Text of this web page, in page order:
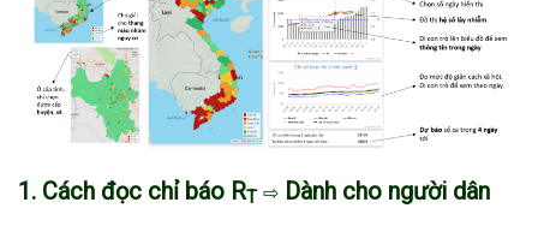
1. Cách đọc chỉ báo RT ⇨ Dành cho người dân